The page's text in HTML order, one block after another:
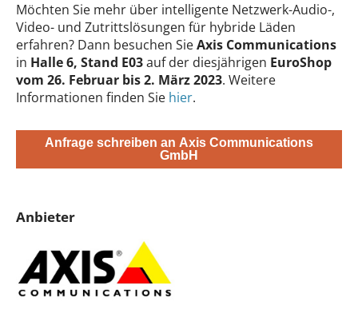
Möchten Sie mehr über intelligente Netzwerk-Audio-,
Video- und Zutrittslösungen für hybride Läden
erfahren? Dann besuchen SieAxis Communications
in Halle 6, Stand E03auf der diesjährigen EuroShop
vom 26. Februar bis 2. März 2023. Weitere
Informationen finden Sie hier.
Anfrage schreiben an Axis Communications
GmbH
Anbieter